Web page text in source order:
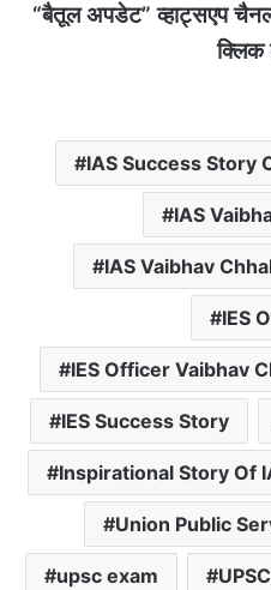
“बैतूल अपडेट” व्हाट्सएप
क्लिक
IAS Success Story
IAS
IAS Vaibhav
IES
IES Officer Vaibhav
IES Success Story
Inspirational Story Of
Union Public
upsc exam